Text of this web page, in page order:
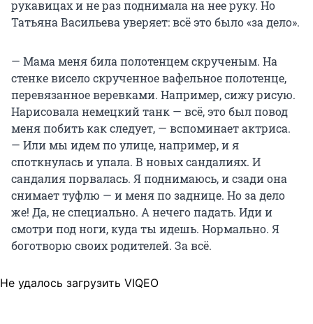
рукавицах и не раз поднимала на нее руку. Но
Татьяна Васильева уверяет: всё это было «за дело».
— Мама меня била полотенцем скрученым. На
стенке висело скрученное вафельное полотенце,
перевязанное веревками. Например, сижу рисую.
Нарисовала немецкий танк — всё, это был повод
меня побить как следует, — вспоминает актриса.
— Или мы идем по улице, например, и я
споткнулась и упала. В новых сандалиях. И
сандалия порвалась. Я поднимаюсь, и сзади она
снимает туфлю — и меня по заднице. Но за дело
же! Да, не специально. А нечего падать. Иди и
смотри под ноги, куда ты идешь. Нормально. Я
боготворю своих родителей. За всё.
Не удалось загрузить VIQEO